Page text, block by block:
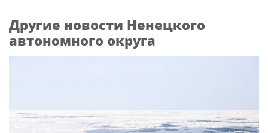
Другие новости Ненецкого
автономного округа